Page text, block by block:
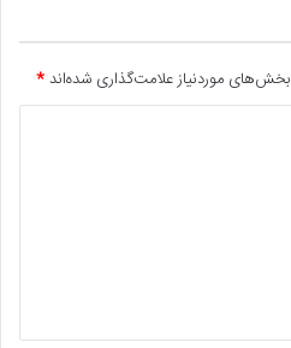
بخش‌های موردنیاز علامت‌گذاری شده‌اند*